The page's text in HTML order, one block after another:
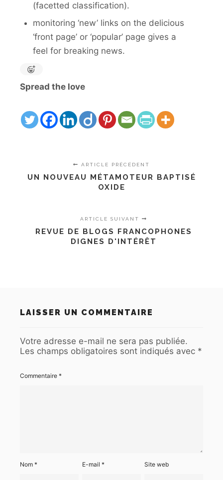
(facetted classification).
monitoring ‘new’ links on the delicious
‘front page’ or ‘popular’ page gives a
feel for breaking news.
Spread the love
ARTICLE PRÉCÉDENT
UN NOUVEAU MÉTAMOTEUR BAPTISÉ
OXIDE
ARTICLE SUIVANT
REVUE DE BLOGS FRANCOPHONES
DIGNES D'INTÉRÊT
LAISSER UN COMMENTAIRE
Votre adresse e-mail ne sera pas publiée.
Les champs obligatoires sont indiqués avec *
Commentaire *
Nom * E-mail* Site web